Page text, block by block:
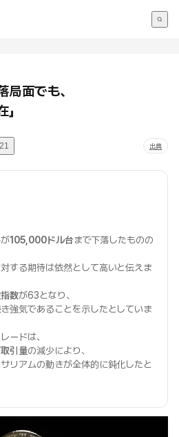
局面でも、
出典
105,000ドル台まで下落したものの
する期待は依然として高いと伝えま
数が63となり、
強気であることを示したとしていま
ードは、
取引量の減少により、
リアムの動きが全体的に鈍化したと